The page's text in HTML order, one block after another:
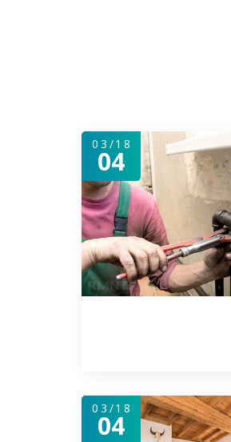
03/18
04
03/18
04